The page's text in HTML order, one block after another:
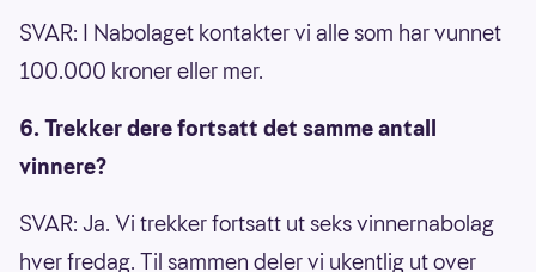
SVAR: I Nabolaget kontakter vi alle som har vunnet
100.000 kroner eller mer.
6. Trekker dere fortsatt det samme antall
vinnere?
SVAR: Ja. Vi trekker fortsatt ut seks vinnernabolag
hver fredag. Til sammen deler vi ukentlig ut over